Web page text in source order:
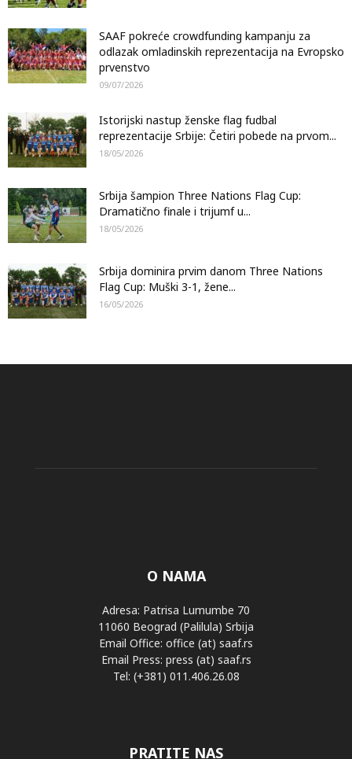
SAAF pokreće crowdfunding kampanju za
odlazak omladinskih reprezentacija na Evropsko
prvenstvo
09/07/2026
Istorijski nastup ženske flag fudbal
reprezentacije Srbije: Četiri pobede na prvom...
18/05/2026
Srbija šampion Three Nations Flag Cup:
Dramatično finale i trijumf u...
18/05/2026
Srbija dominira prvim danom Three Nations
Flag Cup: Muški 3-1, žene...
16/05/2026
O NAMA
Adresa: Patrisa Lumumbe 70
11060 Beograd (Palilula) Srbija
Email Office: office (at) saaf.rs
Email Press: press (at) saaf.rs
Tel: (+381) 011.406.26.08
PRATITE NAS